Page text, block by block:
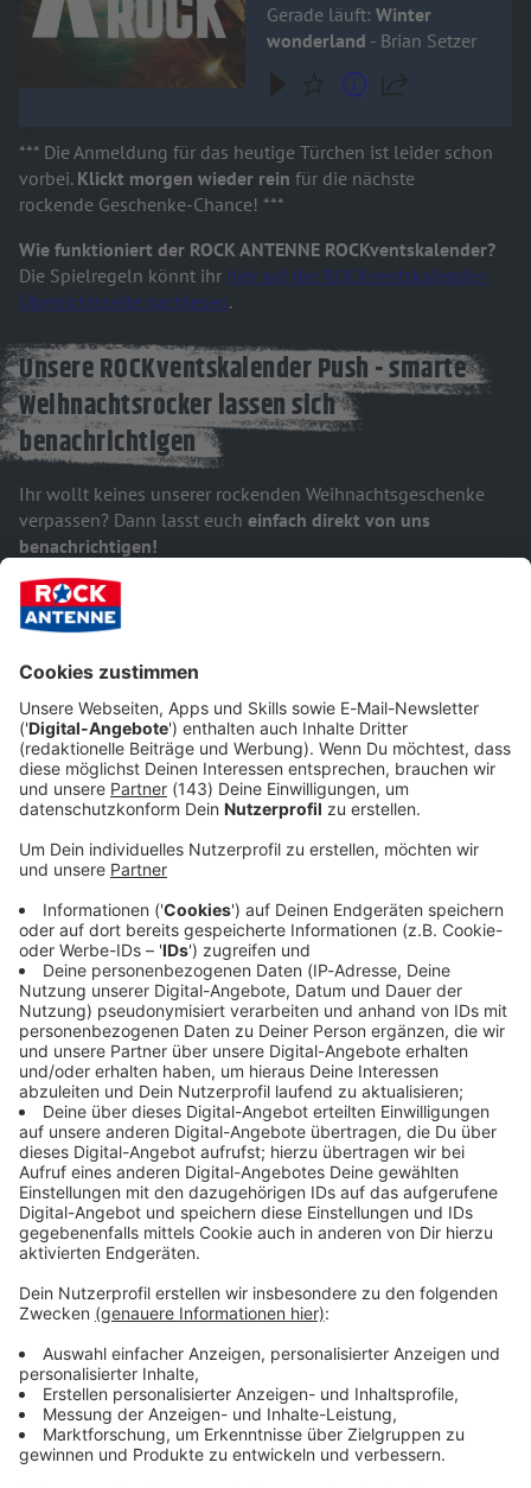
Gerade läuft: Winter
wonderland - Brian Setzer
*** Die Anmeldung für das heutige Türchen ist leider schon
vorbei. Klickt morgen wieder rein für die nächste
rockende Geschenke-Chance! ***
Wie funktioniert der ROCK ANTENNE ROCKventskalender?
Die Spielregeln könnt ihr hier auf der ROCKventskalender-
Übersichtsseite nachlesen.
Unsere ROCKventskalender Push - smarte
Weihnachtsrocker lassen sich
benachrichtigen
Ihr wollt keines unserer rockenden Weihnachtsgeschenke
verpassen? Dann lasst euch einfach direkt von uns
benachrichtigen!
Abonniert in unserer ROCK ANTENNE
"ROCKventskalender"-Pushmitteilungen
Smartphone schicken. Ganz einfach und bequem - it's so
Ihr findet die Pushnachrichtenim "Für dich"-Bereich unter
"Einstellungen".
ROCK ANTENNE App downloaden
Weihnachten rockt mit ROCK ANTENNE: